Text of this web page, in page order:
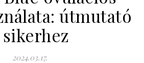
útmutató
sikerhez
2024.03.17.